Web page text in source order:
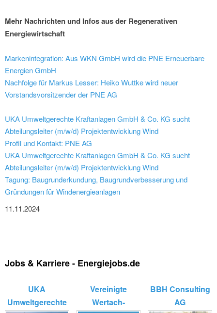
Mehr Nachrichten und Infos aus der Regenerativen
Energiewirtschaft
Markenintegration: Aus WKN GmbH wird die PNE Erneuerbare
Energien GmbH
Nachfolge für Markus Lesser: Heiko Wuttke wird neuer
Vorstandsvorsitzender der PNE AG
UKA Umweltgerechte Kraftanlagen GmbH & Co. KG sucht
Abteilungsleiter (m/w/d) Projektentwicklung Wind
Profil und Kontakt: PNE AG
UKA Umweltgerechte Kraftanlagen GmbH & Co. KG sucht
Abteilungsleiter (m/w/d) Projektentwicklung Wind
Tagung: Baugrunderkundung, Baugrundverbesserung und
Gründungen für Windenergieanlagen
11.11.2024
Jobs & Karriere - Energiejobs.de
UKA
Umweltgerechte
Vereinigte
Wertach-
BBH Consulting
AG